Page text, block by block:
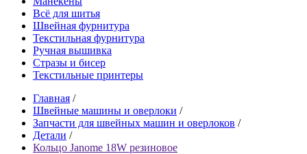
Всё для шитья
Швейная фурнитура
Текстильная фурнитура
Ручная вышивка
Стразы и бисер
Текстильные принтеры
Главная /
Швейные машины и оверлоки /
Запчасти для швейных машин и оверлоков /
Детали /
Кольцо Janome 18W резиновое